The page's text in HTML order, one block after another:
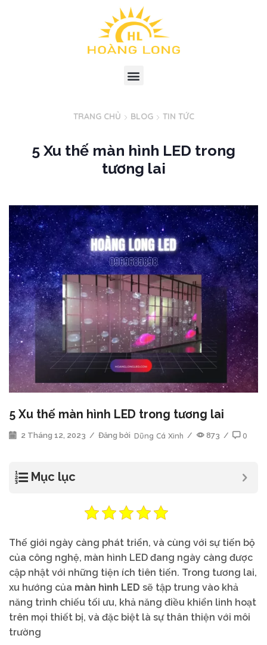
TRANG CHỦ BLOG TIN TỨC
5 Xu thế màn hình LED trong
tương lai
5 Xu thế màn hình LED trong tương lai
2 Tháng 12, 2023 / Đăng bởi Dũng Cá Xinh / 873 / 0
Mục lục
Thế giới ngày càng phát triển, và cùng với sự tiến bộ
của công nghệ, màn hình LED đang ngày càng được
cập nhật với những tiện ích tiên tiến. Trong tương lai,
xu hướng của màn hình LED sẽ tập trung vào khả
năng trình chiếu tối ưu, khả năng điều khiển linh hoạt
trên mọi thiết bị, và đặc biệt là sự thân thiện với môi
trường